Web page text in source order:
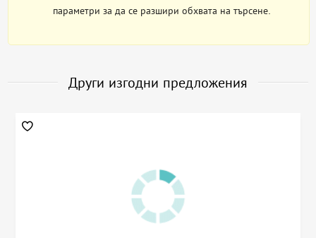
параметри за да се разшири обхвата на търсене.
Други изгодни предложения